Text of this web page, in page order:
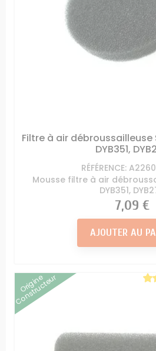
Filtre à air débroussailleuse
DYB351,
RÉFÉRENCE:
Mousse filtre à air
DYB351,
Prix
7,09 €
AJOUTER AU
Origine
Constructeur